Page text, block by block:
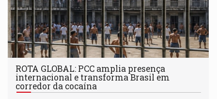
ROTA GLOBAL: PCC amplia presença
internacional e transforma Brasil em
corredor da cocaína